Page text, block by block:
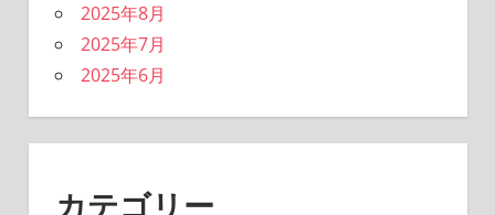
2025年8月
2025年7月
2025年6月
カテゴリー